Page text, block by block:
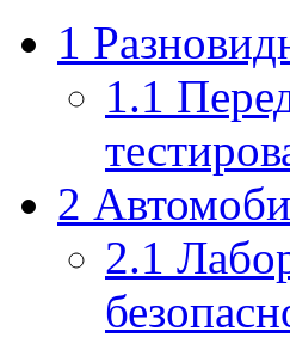
1
1.1
2
2.1